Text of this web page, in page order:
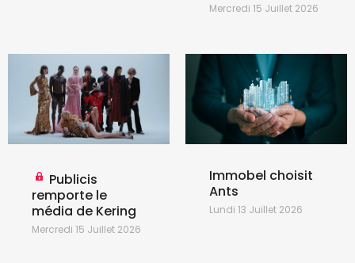
Mercredi 15 Juillet 2026
Publicis
remporte le
média de Kering
Mercredi 15 Juillet 2026
Immobel choisit
Ants
Lundi 13 Juillet 2026